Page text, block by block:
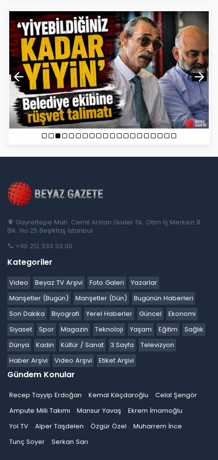
Gayrettepe Mah. Cemil Arslan Güder Sk. Otim İş Merkezi B
Blk. No:25 Beşiktaş İstanbul
+90 212 333 33 00
Kategoriler
Video Beyaz TV Arşivi Foto Galeri
Yazarlar
Manşetler (Bugün)
Manşetler (Dün)
Bugünün Haberleri
Son Dakika
Biyografi Yerel Haberler Güncel
Ekonomi
Siyaset
Spor Magazin Teknoloji Yaşam Eğitim
Sağlık
Dünya
Kadın Kültür / Sanat 3.Sayfa
Televizyon
Haber Arşivi
Video Arşivi Etiket Arşivi
Gündem Konular
Recep Tayyip Erdoğan Kemal Kılıçdaroğlu
Celal Şengör
Ampute Milli Takımı
Mansur Yavaş
Ekrem İmamoğlu
Yol TV
Alper Taşdelen Özgür Özel
Muharrem İnce
Tunç Soyer
Serkan Sarı